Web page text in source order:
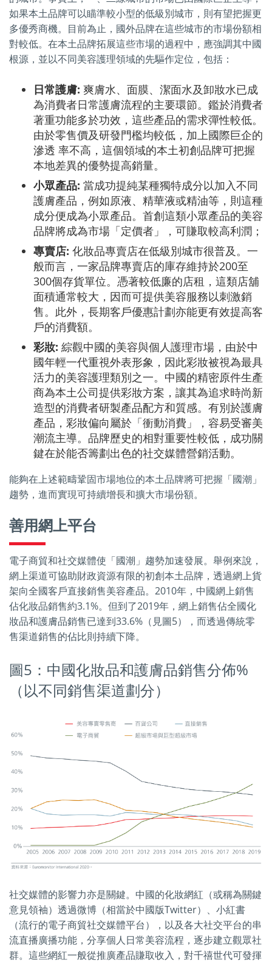
如果本土品牌可以瞄準較小型的低級別城市，則有望把握更
多優秀商機。目前為止，國外品牌在這些城市的市場份額相
對較低。在本土品牌拓展這些市場的過程中，應強調其中國
根源，並以不同美容護理領域的先驅作定位，包括：
日常護膚: 爽膚水、面膜、潔面水及卸妝水已成
為消費者日常護膚流程的主要環節。鑑於消費者
著重功能多於功效，這些產品的需求彈性較低。
由於零售價及研發門檻均較低，加上國際巨企的
滲透 率不高，這個領域的本土初創品牌可把握
本地差異的優勢提高銷量。
小眾產品: 當成功提純某種獨特成分以加入不同
護膚產品，例如原液、精華液或精油等，則這種
成分便成為小眾產品。首創這類小眾產品的美容
品牌將成為市場「定價者」，可賺取較高利潤；
專賣店: 化妝品專賣店在低級別城市很普及。一
般而言，一家品牌專賣店的庫存維持於200至
300個存貨單位。憑著較低廉的店租，這類店舖
面積通常較大，因而可提供美容服務以刺激銷
售。此外，長期客戶優惠計劃亦能更有效提高客
戶的消費額。
彩妝: 綜觀中國的美容與個人護理市場，由於中
國年輕一代重視外表形象，因此彩妝被視為最具
活力的美容護理類別之一。中國的精密原件生產
商為本土公司提供彩妝方案，讓其為追求時尚新
造型的消費者研製產品配方和質感。有別於護膚
產品，彩妝偏向屬於「衝動消費」，容易受審美
潮流主導。品牌歷史的相對重要性較低，成功關
鍵在於能否籌劃出色的社交媒體營銷活動。
能夠在上述範疇鞏固市場地位的本土品牌將可把握「國潮」
趨勢，進而實現可持續增長和擴大市場份額。
善用網上平台
電子商貿和社交媒體使「國潮」趨勢加速發展。舉例來說，
網上渠道可協助財政資源有限的初創本土品牌，透過網上貨
架向全國客戶直接銷售美容產品。2010年，中國網上銷售
佔化妝品銷售約3.1%。但到了2019年，網上銷售佔全國化
妝品和護膚品銷售已達到33.6%（見圖5），而透過傳統零
售渠道銷售的佔比則持續下降。
圖5：中國化妝品和護膚品銷售分佈%
（以不同銷售渠道劃分）
社交媒體的影響力亦是關鍵。中國的化妝網紅（或稱為關鍵
意見領袖）透過微博（相當於中國版Twitter）、小紅書
（流行的電子商貿社交媒體平台），以及各大社交平台的串
流直播廣播功能，分享個人日常美容流程，逐步建立觀眾社
群。這些網紅一般從推廣產品賺取收入，對千禧世代可發揮